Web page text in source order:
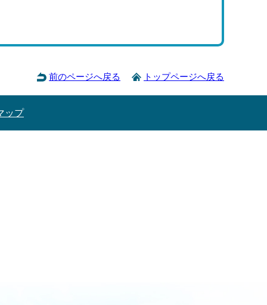
前のページへ戻る トップページへ戻る
ップ